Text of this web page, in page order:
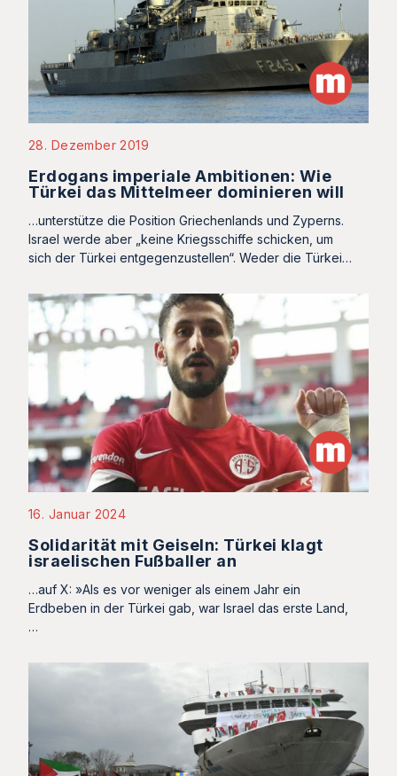
28. Dezember 2019
Erdogans imperiale Ambitionen: Wie
Türkei das Mittelmeer dominieren will
…unterstütze die Position Griechenlands und Zyperns.
Israel werde aber „keine Kriegsschiffe schicken, um
sich der Türkei entgegenzustellen“. Weder die Türkei…
16. Januar 2024
Solidarität mit Geiseln: Türkei klagt
israelischen Fußballer an
…auf X: »Als es vor weniger als einem Jahr ein
Erdbeben in der Türkei gab, war Israel das erste Land,
…